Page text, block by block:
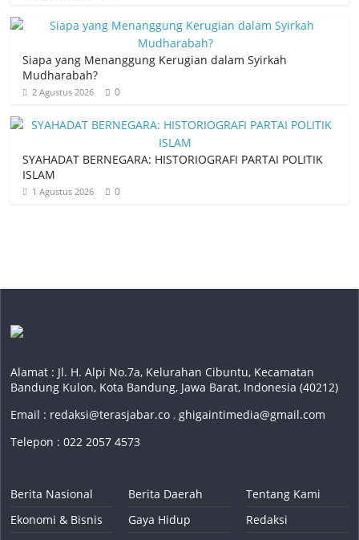
Siapa yang Menanggung Kerugian dalam Syirkah
Mudharabah?
2 Agustus 2026 0
SYAHADAT BERNEGARA: HISTORIOGRAFI PARTAI POLITIK
ISLAM
1 Agustus 2026 0
Alamat : Jl. H. Alpi No.7a, Kelurahan Cibuntu, Kecamatan
Bandung Kulon, Kota Bandung, Jawa Barat, Indonesia (40212)
Email : redaksi@terasjabar.co ,ghigaintimedia@gmail.com
Telepon : 022 2057 4573
Berita Nasional
Ekonomi & Bisnis
Berita Daerah
Gaya Hidup
Tentang Kami
Redaksi